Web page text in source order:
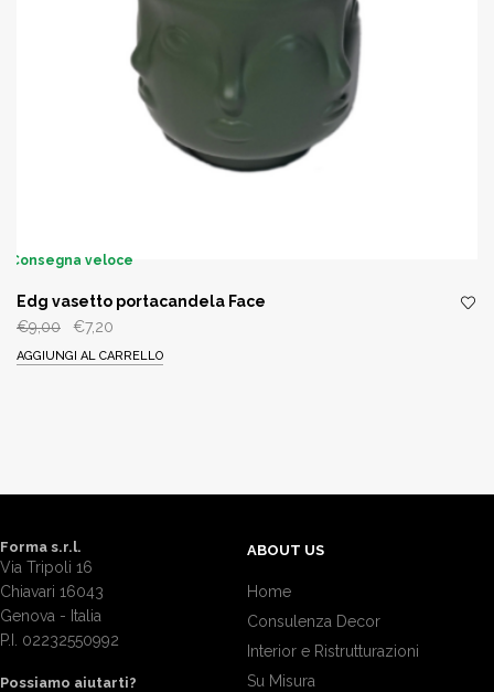
Consegna veloce
Edg vasetto portacandela Face
€9,00
Il
prezzo
€7,20
prezzo
AGGIUNGI AL CARRELLO
Forma s.r.l.
Via Tripoli 16
Chiavari 16043
Genova - Italia
P.I. 02232550992
Possiamo aiutarti?
ABOUT US
Home
Consulenza Decor
Interior e Ristrutturazioni
Su Misura